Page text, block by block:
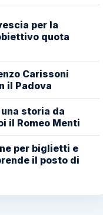
per la
quota
Carissoni
il Padova
storia da
il Romeo Menti
per biglietti e
il posto di